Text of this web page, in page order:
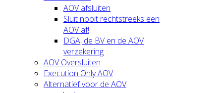
AOV afsluiten
Sluit nooit rechtstreeks een
AOV af!
DGA, de BV en de AOV
verzekering
AOV Oversluiten
Execution Only AOV
Alternatief voor de AOV